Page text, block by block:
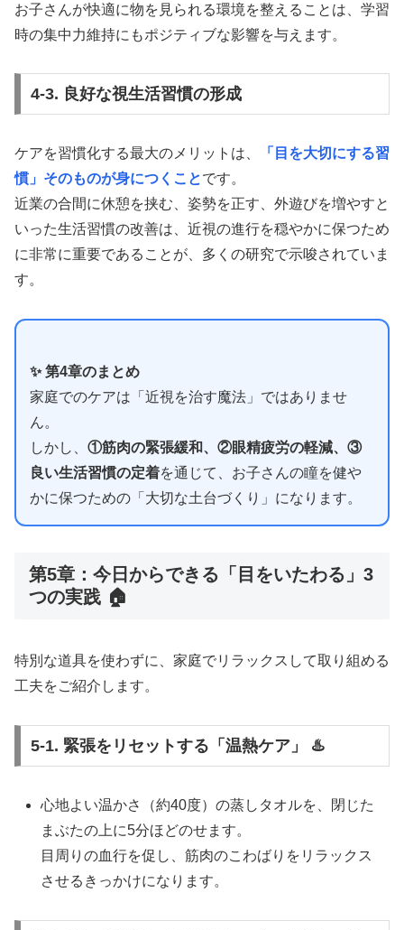
お子さんが快適に物を見られる環境を整えることは、学習
時の集中力維持にもポジティブな影響を与えます。
4-3. 良好な視生活習慣の形成
ケアを習慣化する最大のメリットは、
「目を大切にする習
慣」そのものが身につくことです。
近業の合間に休憩を挟む、姿勢を正す、外遊びを増やすと
いった生活習慣の改善は、近視の進行を穏やかに保つため
に非常に重要であることが、多くの研究で示唆されていま
す。
✨ 第4章のまとめ
家庭でのケアは「近視を治す魔法」ではありませ
ん。
しかし、 ①筋肉の緊張緩和、②眼精疲労の軽減、③
良い生活習慣の定着を通じて、お子さんの瞳を健や
かに保つための「大切な土台づくり」になります。
第5章：今日からできる「目をいたわる」3
つの実践 🏠
特別な道具を使わずに、家庭でリラックスして取り組める
工夫をご紹介します。
5-1. 緊張をリセットする「温熱ケア」 ♨️
心地よい温かさ（約40度）の蒸しタオルを、閉じた
まぶたの上に5分ほどのせます。
目周りの血行を促し、筋肉のこわばりをリラックス
させるきっかけになります。